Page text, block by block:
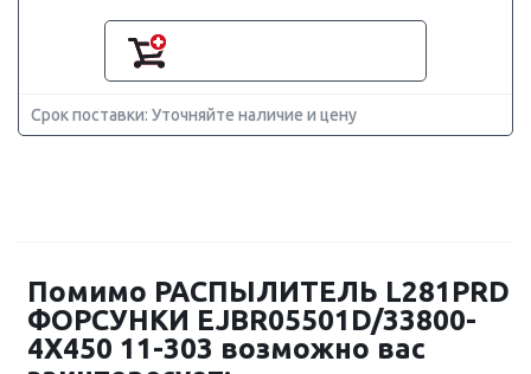
Срок поставки: Уточняйте наличие и цену
Помимо РАСПЫЛИТЕЛЬ L281PRD
ФОРСУНКИ EJBR05501D/33800-
4X450 11-303 возможно вас